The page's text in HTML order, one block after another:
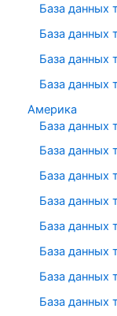
База данных
База данных
База данных
База данных
Америка
База данных
База данных
База данных
База данных
База данных
База данных
База данных
База данных